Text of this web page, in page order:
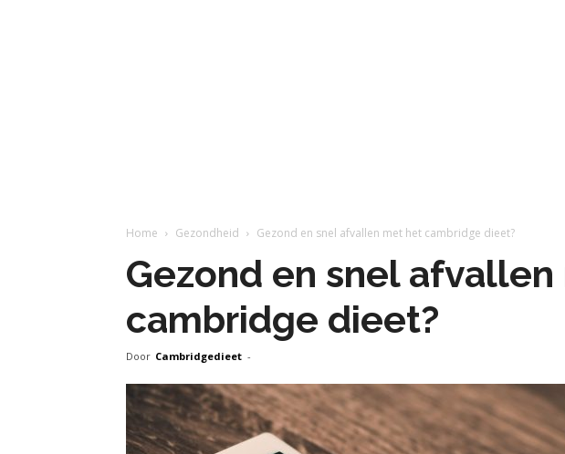
Home Gezondheid Gezond en snel afvallen met het cambridge dieet?
Gezond en snel
cambridge dieet?
Door Cambridgedieet -